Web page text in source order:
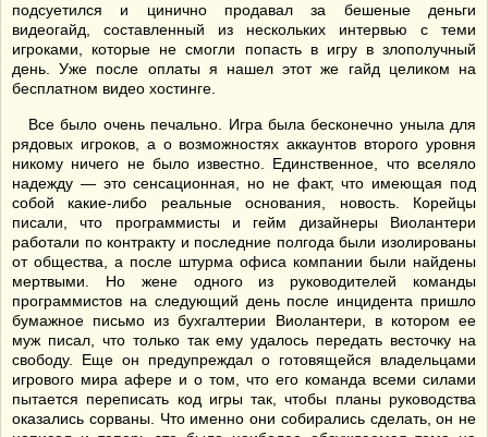
подсуетился и цинично продавал за бешеные деньги
видеогайд, составленный из нескольких интервью с теми
игроками, которые не смогли попасть в игру в злополучный
день. Уже после оплаты я нашел этот же гайд целиком на
бесплатном видео хостинге.
Все было очень печально. Игра была бесконечно уныла для
рядовых игроков, а о возможностях аккаунтов второго уровня
никому ничего не было известно. Единственное, что вселяло
надежду — это сенсационная, но не факт, что имеющая под
собой какие-либо реальные основания, новость. Корейцы
писали, что программисты и гейм дизайнеры Виолантери
работали по контракту и последние полгода были изолированы
от общества, а после штурма офиса компании были найдены
мертвыми. Но жене одного из руководителей команды
программистов на следующий день после инцидента пришло
бумажное письмо из бухгалтерии Виолантери, в котором ее
муж писал, что только так ему удалось передать весточку на
свободу. Еще он предупреждал о готовящейся владельцами
игрового мира афере и о том, что его команда всеми силами
пытается переписать код игры так, чтобы планы руководства
оказались сорваны. Что именно они собирались сделать, он не